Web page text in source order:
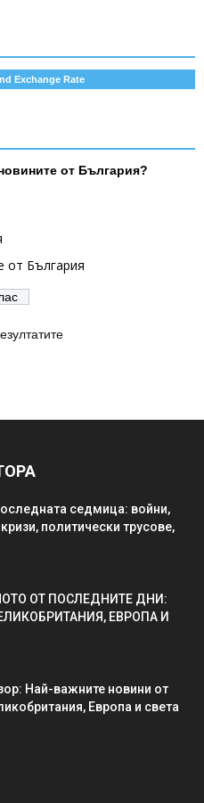
Exchange Rate
от България?
от България
седмица: войни,
политически трусове,
ОТ ПОСЛЕДНИТЕ ДНИ:
ЕВРОПА И
Най-важните новини от
Европа и света